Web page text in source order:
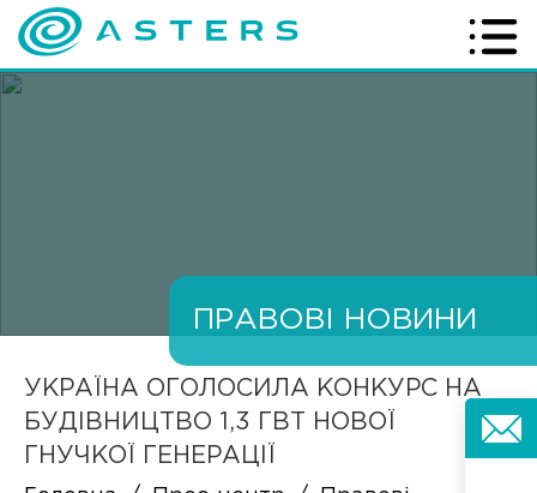
ПРАВОВІ НОВИНИ
УКРАЇНА ОГОЛОСИЛА КОНКУРС НА
БУДІВНИЦТВО 1,3 ГВТ НОВОЇ
ГНУЧКОЇ ГЕНЕРАЦІЇ